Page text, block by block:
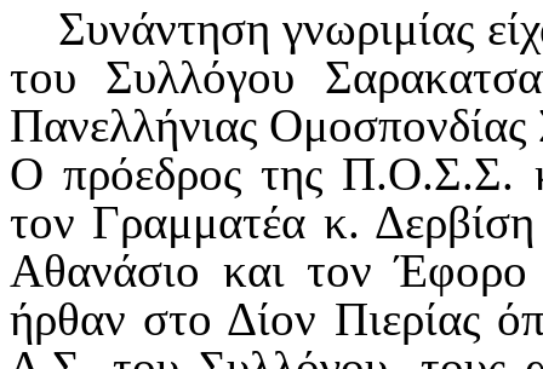
Συνάντηση γνωριμίας
του Συλλόγου
Πανελλήνιας
Ο πρόεδρος της Π.Ο.Σ.Σ.
τον Γραμματέα κ.
Αθανάσιο και τον Έφορο
ήρθαν στο Δίον Πιερίας